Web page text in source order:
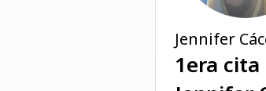
Jennifer
1era cita